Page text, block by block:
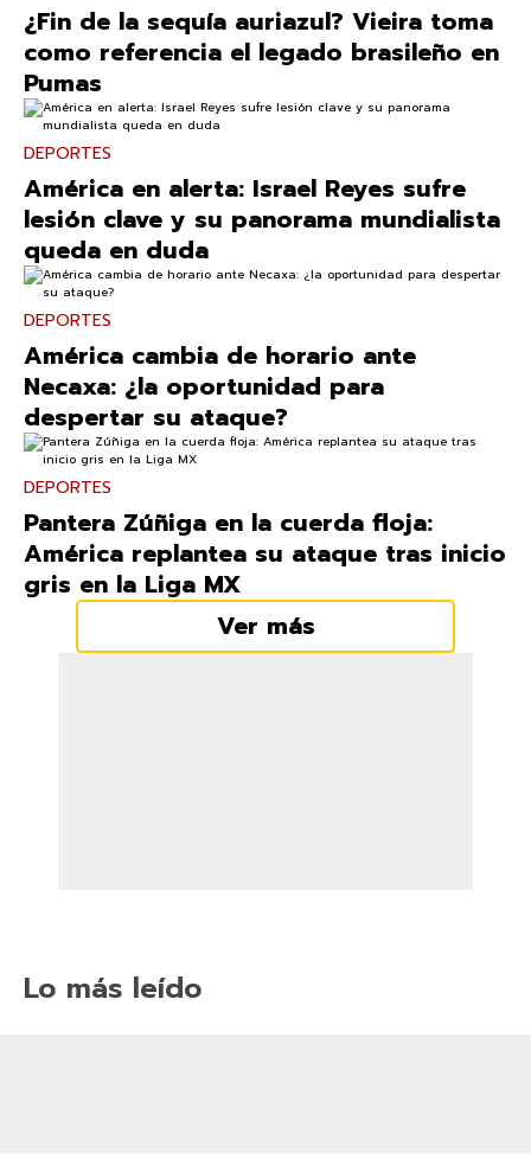
¿Fin de la sequía auriazul? Vieira toma
como referencia el legado brasileño en
Pumas
DEPORTES
América en alerta: Israel Reyes sufre
lesión clave y su panorama mundialista
queda en duda
DEPORTES
América cambia de horario ante
Necaxa: ¿la oportunidad para
despertar su ataque?
DEPORTES
Pantera Zúñiga en la cuerda floja:
América replantea su ataque tras inicio
gris en la Liga MX
Ver más
Lo más leído